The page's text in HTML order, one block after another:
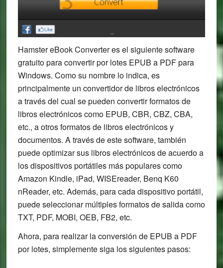
Hamster eBook Converter es el siguiente software
gratuito para convertir por lotes EPUB a PDF para
Windows. Como su nombre lo indica, es
principalmente un convertidor de libros electrónicos
a través del cual se pueden convertir formatos de
libros electrónicos como EPUB, CBR, CBZ, CBA,
etc., a otros formatos de libros electrónicos y
documentos. A través de este software, también
puede optimizar sus libros electrónicos de acuerdo a
los dispositivos portátiles más populares como
Amazon Kindle, iPad, WISEreader, Benq K60
nReader, etc. Además, para cada dispositivo portátil,
puede seleccionar múltiples formatos de salida como
TXT, PDF, MOBI, OEB, FB2, etc.
Ahora, para realizar la conversión de EPUB a PDF
por lotes, simplemente siga los siguientes pasos: